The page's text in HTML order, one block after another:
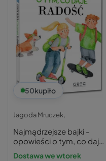
50kupiło
Jagoda Mruczek,
Najmądrzejsze bajki -
opowieści o tym, co daje
radość
Dostawa we wtorek